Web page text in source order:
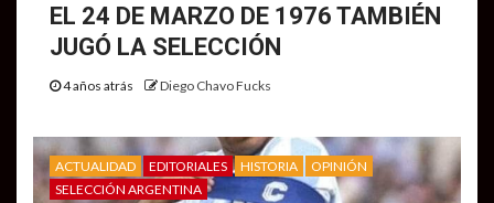
EL 24 DE MARZO DE 1976 TAMBIÉN
JUGÓ LA SELECCIÓN
4 años atrás Diego Chavo Fucks
ACTUALIDAD EDITORIALES HISTORIA
OPINIÓN
SELECCIÓN ARGENTINA